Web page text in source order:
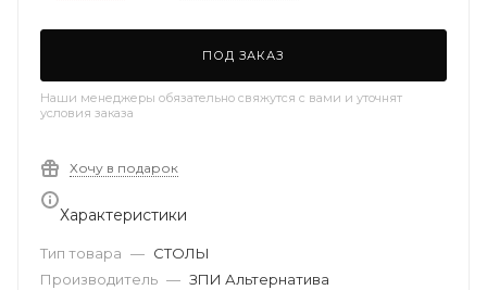
ПОД ЗАКАЗ
Наши менеджеры обязательно свяжутся с вами и уточнят
условия заказа
Хочу в подарок
Характеристики
Тип товара — СТОЛЫ
Производитель — ЗПИ Альтернатива